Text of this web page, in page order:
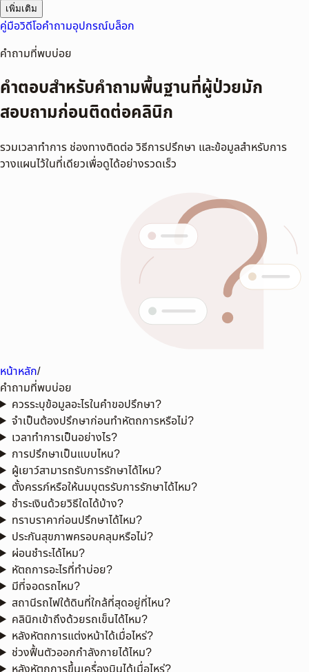
เพิ่มเติม
คู่มือวิดีโอคำถามอุปกรณ์บล็อก
คำถามที่พบบ่อย
คำตอบสำหรับคำถามพื้นฐานที่ผู้ป่วยมัก
สอบถามก่อนติดต่อคลินิก
รวมเวลาทำการ ช่องทางติดต่อ วิธีการปรึกษา และข้อมูลสำหรับการ
วางแผนไว้ในที่เดียวเพื่อดูได้อย่างรวดเร็ว
หน้าหลัก/
คำถามที่พบบ่อย
ควรระบุข้อมูลอะไรในคำขอปรึกษา?
จำเป็นต้องปรึกษาก่อนทำหัตถการหรือไม่?
เวลาทำการเป็นอย่างไร?
การปรึกษาเป็นแบบไหน?
ผู้เยาว์สามารถรับการรักษาได้ไหม?
ตั้งครรภ์หรือให้นมบุตรรับการรักษาได้ไหม?
ชำระเงินด้วยวิธีใดได้บ้าง?
ทราบราคาก่อนปรึกษาได้ไหม?
ประกันสุขภาพครอบคลุมหรือไม่?
ผ่อนชำระได้ไหม?
หัตถการอะไรที่ทำบ่อย?
มีที่จอดรถไหม?
สถานีรถไฟใต้ดินที่ใกล้ที่สุดอยู่ที่ไหน?
คลินิกเข้าถึงด้วยรถเข็นได้ไหม?
หลังหัตถการแต่งหน้าได้เมื่อไหร่?
ช่วงฟื้นตัวออกกำลังกายได้ไหม?